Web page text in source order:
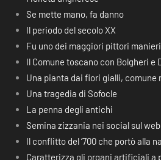
Se mette mano, fa danno
Il periodo del secolo XX
Fu uno dei maggiori pittori
Il Comune toscano con Bolgheri e
Una pianta dai fiori gialli, comune
Una tragedia di Sofocle
La penna degli antichi
Semina zizzania nei social sul web
Il conflitto del ‘700 che portò alla
Caratterizza gli organi artificiali a